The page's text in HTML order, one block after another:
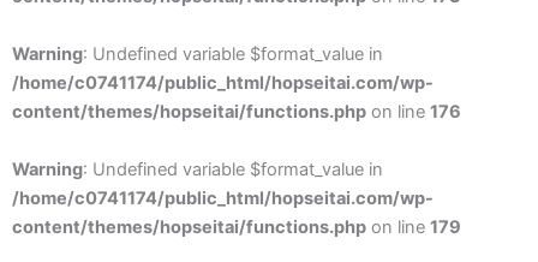
Warning: Undefined variable $format_value in
/home/c0741174/public_html/hopseitai.com/wp-
content/themes/hopseitai/functions.php on line 176
Warning: Undefined variable $format_value in
/home/c0741174/public_html/hopseitai.com/wp-
content/themes/hopseitai/functions.php on line 179